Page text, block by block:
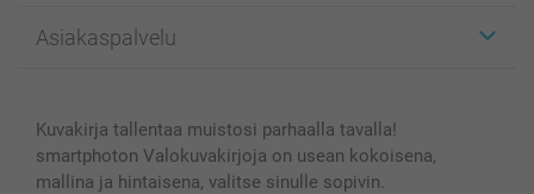
Kuvakirjat
Kännykkä & Tabletti
MyNameBook
Affiliate ohjelma
Sivukartta
Ehdot/takuut
Asiakaspalvelu
smartbonus
Hinnat & maksutavat
Kuvakirja tallentaa muistosi parhaalla tavalla!
smartphoton Valokuvakirjoja on usean kokoisena,
mallina ja hintaisena, valitse sinulle sopivin.